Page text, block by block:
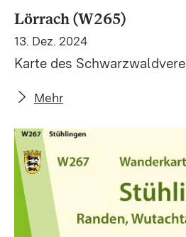
Lörrach (W265)
13. Dez. 2024
Karte des
Mehr